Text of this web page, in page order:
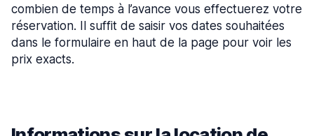
combien de temps à l’avance vous effectuerez votre
réservation. Il suffit de saisir vos dates souhaitées
dans le formulaire en haut de la page pour voir les
prix exacts.